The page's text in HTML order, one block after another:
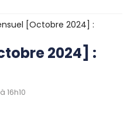
[Octobre 2024] :
2024] :
16h10